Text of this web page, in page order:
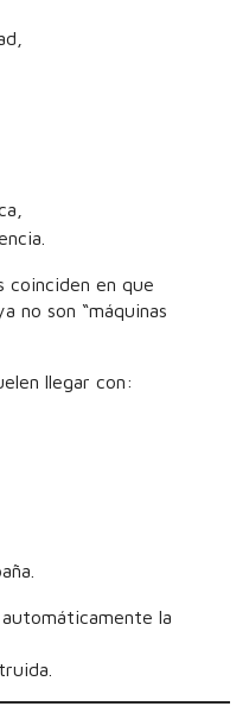
coinciden en que
no son “máquinas
llegar con:
la